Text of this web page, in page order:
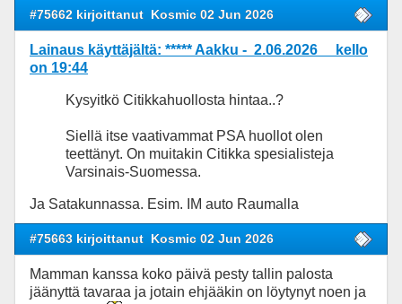
#75662 kirjoittanut Kosmic 02 Jun 2026
Lainaus käyttäjältä: ***** Aakku - 2.06.2026 kello
on 19:44
Kysyitkö Citikkahuollosta hintaa..?
Siellä itse vaativammat PSA huollot olen
teettänyt. On muitakin Citikka spesialisteja
Varsinais-Suomessa.
Ja Satakunnassa. Esim. IM auto Raumalla
#75663 kirjoittanut Kosmic 02 Jun 2026
Mamman kanssa koko päivä pesty tallin palosta
jäänyttä tavaraa ja jotain ehjääkin on löytynyt noen ja